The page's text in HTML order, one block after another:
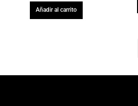
Añadir al carrito